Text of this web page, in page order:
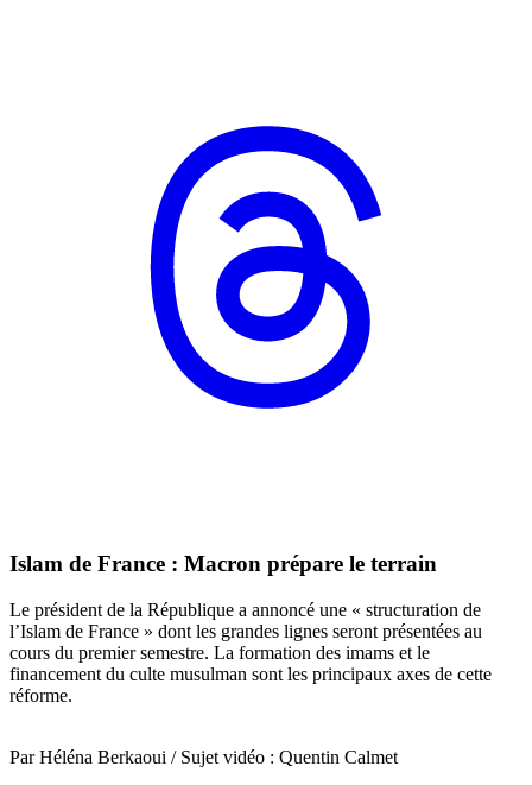
Islam de France : Macron prépare le terrain
Le président de la République a annoncé une « structuration de
l’Islam de France » dont les grandes lignes seront présentées au
cours du premier semestre. La formation des imams et le
financement du culte musulman sont les principaux axes de cette
réforme.
Par Héléna Berkaoui / Sujet vidéo : Quentin Calmet